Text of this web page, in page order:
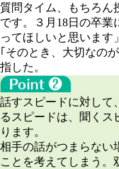
質問タイム、もちろん
です。３月18日の卒
ってほしいと思います
｢そのとき、大切なの
指した。
話すスピードに対して
るスピードは、聞くス
ります。
相手の話がつまらない
ことを考えてしまう。